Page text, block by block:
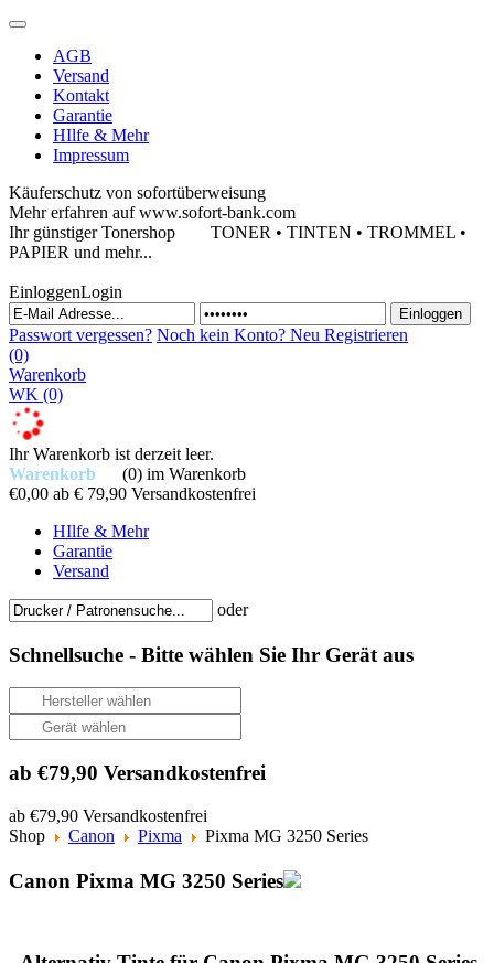
AGB
Versand
Kontakt
Garantie
HIlfe & Mehr
Impressum
Käuferschutz von sofortüberweisung
Mehr erfahren auf www.sofort-bank.com
Ihr günstiger Tonershop TONER • TINTEN • TROMMEL •
PAPIER und mehr...
EinloggenLogin
Passwort vergessen? Noch kein Konto? Neu Registrieren
(0)
Warenkorb
WK (0)
Ihr Warenkorb ist derzeit leer.
Warenkorb
(0) im Warenkorb
€0,00 ab € 79,90 Versandkostenfrei
HIlfe & Mehr
Garantie
Versand
oder
Schnellsuche - Bitte wählen Sie Ihr Gerät aus
ab €79,90 Versandkostenfrei
ab €79,90 Versandkostenfrei
Shop
Canon Pixma Pixma MG 3250 Series
Canon Pixma MG 3250 Series